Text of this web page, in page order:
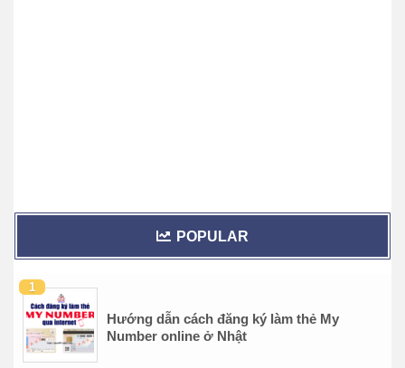
POPULAR
Hướng dẫn cách đăng ký làm thẻ My
Number online ở Nhật